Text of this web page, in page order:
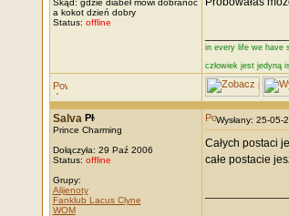
Skąd: gdzie diabeł mówi dobranoc
a kokot dzień dobry
Status: offline
in every life we have
człowiek jest jedyną
Salva
Prince Charming
Dołączyła: 29 Paź 2006
Status: offline
Grupy:
Alijenoty
Fanklub Lacus Clyne
WOM
Wysłany: 25-
Całych postaci
całe postacie